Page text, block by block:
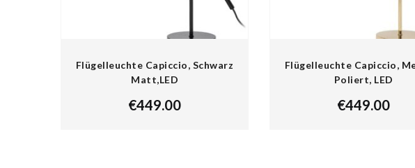
Flügelleuchte Capiccio, Schwarz
Matt,LED
€449.00
Flügelleuchte Capiccio,
Poliert, LED
€449.00